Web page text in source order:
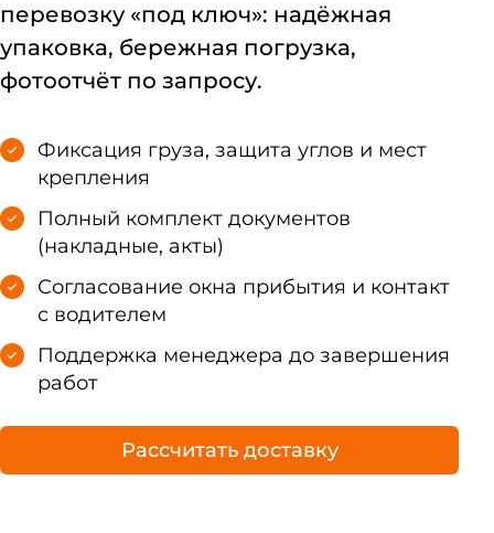
перевозку «под ключ»: надёжная
упаковка, бережная погрузка,
фотоотчёт по запросу.
Фиксация груза, защита углов и мест
крепления
Полный комплект документов
(накладные, акты)
Согласование окна прибытия и контакт
с водителем
Поддержка менеджера до завершения
работ
Рассчитать доставку